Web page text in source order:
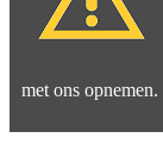
met ons opnemen.